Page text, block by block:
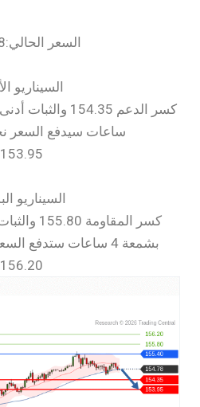
السعر الحالي:154.78
السيناريو
ساعات سيدفع السعر
153.95
السيناريو
كسر
بشمعة 4 ساعات ستدفع السعر نحو المقاومة التالية
156.20